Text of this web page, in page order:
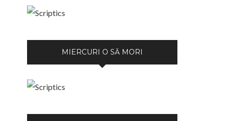
MIERCURI O SĂ MORI